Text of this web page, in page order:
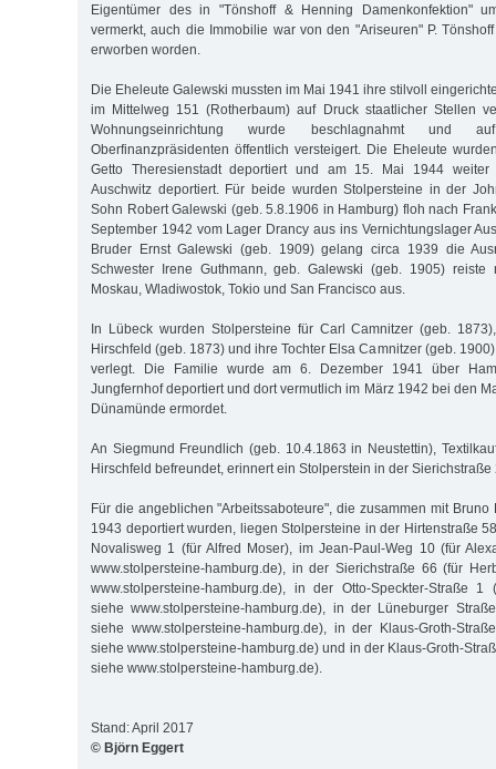
Eigentümer des in "Tönshoff & Henning Damenkonfektion"
vermerkt, auch die Immobilie war von den "Ariseuren" P.
erworben worden.
Die Eheleute Galewski mussten im Mai 1941 ihre stilvoll
im Mittelweg 151 (Rotherbaum) auf Druck staatlicher Stellen
Wohnungseinrichtung wurde beschlagnahmt und
Oberfinanzpräsidenten öffentlich versteigert. Die Eheleute
Getto Theresienstadt deportiert und am 15. Mai 1944 weiter
Auschwitz deportiert. Für beide wurden Stolpersteine in der
Sohn Robert Galewski (geb. 5.8.1906 in Hamburg) floh nach
September 1942 vom Lager Drancy aus ins Vernichtungslager
Bruder Ernst Galewski (geb. 1909) gelang circa 1939 die
Schwester Irene Guthmann, geb. Galewski (geb. 1905)
Moskau, Wladiwostok, Tokio und San Francisco aus.
In Lübeck wurden Stolpersteine für Carl Camnitzer (geb.
Hirschfeld (geb. 1873) und ihre Tochter Elsa Camnitzer (geb.
verlegt. Die Familie wurde am 6. Dezember 1941 über
Jungfernhof deportiert und dort vermutlich im März 1942 bei den
Dünamünde ermordet.
An Siegmund Freundlich (geb. 10.4.1863 in Neustettin),
Hirschfeld befreundet, erinnert ein Stolperstein in der Sierichstraße
Für die angeblichen "Arbeitssaboteure", die zusammen mit Bruno
1943 deportiert wurden, liegen Stolpersteine in der Hirtenstraße
Novalisweg 1 (für Alfred Moser), im Jean-Paul-Weg 10 (für
www.stolpersteine-hamburg.de), in der Sierichstraße 66 (für
www.stolpersteine-hamburg.de), in der Otto-Speckter-Straße
siehe www.stolpersteine-hamburg.de), in der Lüneburger
siehe www.stolpersteine-hamburg.de), in der Klaus-Groth-
siehe www.stolpersteine-hamburg.de) und in der Klaus-Groth-
siehe www.stolpersteine-hamburg.de).
Stand: April 2017
© Björn Eggert